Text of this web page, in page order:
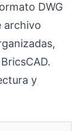
DWG
archivo
y